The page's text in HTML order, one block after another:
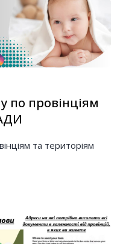
по провінціям
та територіям